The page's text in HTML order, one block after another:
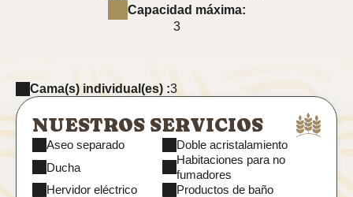
Capacidad máxima:
3
Cama(s) individual(es) :3
NUESTROS SERVICIOS
Aseo separado
Doble acristalamiento
Ducha
Habitaciones para no
fumadores
Hervidor eléctrico
Productos de baño